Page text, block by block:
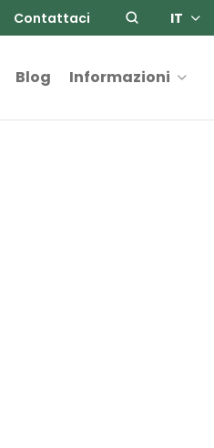
Contattaci IT
Blog Informazioni